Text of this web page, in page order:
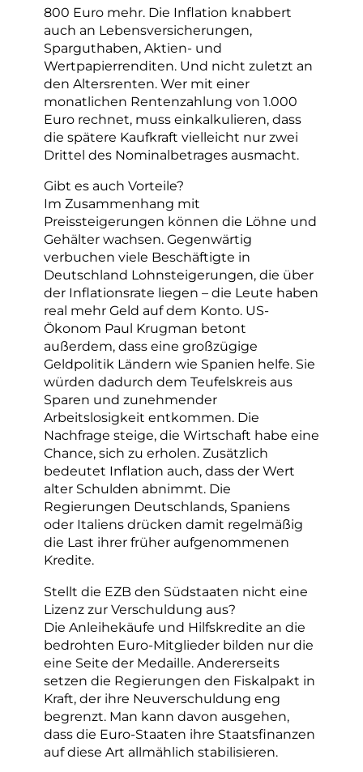
800 Euro mehr. Die Inflation knabbert
auch an Lebensversicherungen,
Sparguthaben, Aktien- und
Wertpapierrenditen. Und nicht zuletzt an
den Altersrenten. Wer mit einer
monatlichen Rentenzahlung von 1.000
Euro rechnet, muss einkalkulieren, dass
die spätere Kaufkraft vielleicht nur zwei
Drittel des Nominalbetrages ausmacht.
Gibt es auch Vorteile?
Im Zusammenhang mit
Preissteigerungen können die Löhne und
Gehälter wachsen. Gegenwärtig
verbuchen viele Beschäftigte in
Deutschland Lohnsteigerungen, die über
der Inflationsrate liegen – die Leute haben
real mehr Geld auf dem Konto. US-
Ökonom Paul Krugman betont
außerdem, dass eine großzügige
Geldpolitik Ländern wie Spanien helfe. Sie
würden dadurch dem Teufelskreis aus
Sparen und zunehmender
Arbeitslosigkeit entkommen. Die
Nachfrage steige, die Wirtschaft habe eine
Chance, sich zu erholen. Zusätzlich
bedeutet Inflation auch, dass der Wert
alter Schulden abnimmt. Die
Regierungen Deutschlands, Spaniens
oder Italiens drücken damit regelmäßig
die Last ihrer früher aufgenommenen
Kredite.
Stellt die EZB den Südstaaten nicht eine
Lizenz zur Verschuldung aus?
Die Anleihekäufe und Hilfskredite an die
bedrohten Euro-Mitglieder bilden nur die
eine Seite der Medaille. Andererseits
setzen die Regierungen den Fiskalpakt in
Kraft, der ihre Neuverschuldung eng
begrenzt. Man kann davon ausgehen,
dass die Euro-Staaten ihre Staatsfinanzen
auf diese Art allmählich stabilisieren.